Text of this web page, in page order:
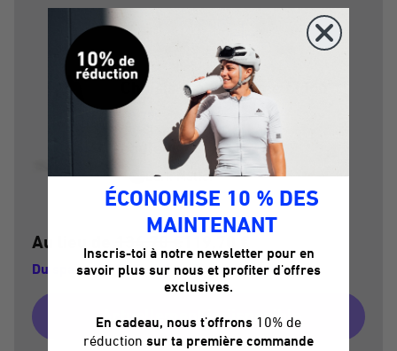
Choisis ton troisième bidon :
couleur :
Dark Matter
Au lieu de
Du sparst 15,00 € und die Versandkosten
Actuellement indisponible
ÉCONOMISE 10 % DES
MAINTENANT
Inscris-toi à notre newsletter pour en
savoir plus sur nous et profiter d'offres
exclusives.
En cadeau, nous t'offrons 10% de
réduction sur ta première commande